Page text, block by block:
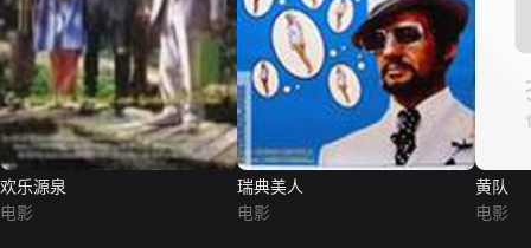
欢乐源泉
电影
瑞典美人
电影
黄队
电影